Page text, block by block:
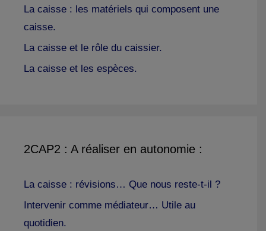
La caisse : les matériels qui composent une
caisse.
La caisse et le rôle du caissier.
La caisse et les espèces.
2CAP2 : A réaliser en autonomie :
La caisse : révisions… Que nous reste-t-il ?
Intervenir comme médiateur… Utile au
quotidien.